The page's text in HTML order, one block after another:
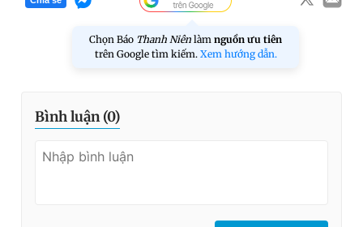
Chọn Báo Thanh Niên làm nguồn ưu tiên
trên Google tìm kiếm. Xem hướng dẫn.
Bình luận (0)